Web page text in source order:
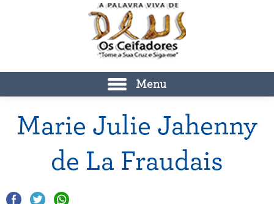
Menu
Marie Julie Jahenny
de La Fraudais